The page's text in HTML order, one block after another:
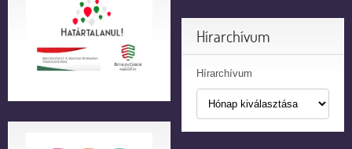
Hírarchívum
Hírarchívum